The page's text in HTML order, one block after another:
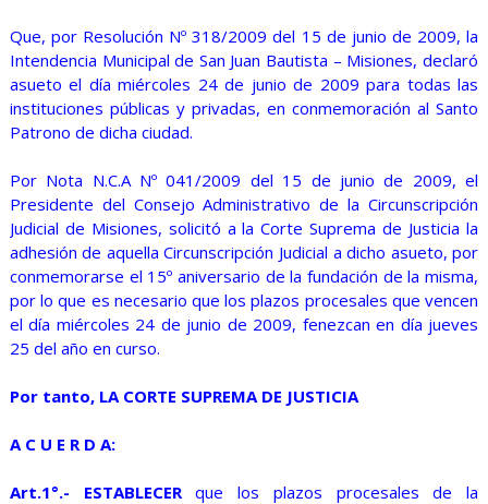
Que, por Resolución Nº 318/2009 del 15 de junio de 2009, la
Intendencia Municipal de San Juan Bautista – Misiones, declaró
asueto el día miércoles 24 de junio de 2009 para todas las
instituciones públicas y privadas, en conmemoración al Santo
Patrono de dicha ciudad.
Por Nota N.C.A Nº 041/2009 del 15 de junio de 2009, el
Presidente del Consejo Administrativo de la Circunscripción
Judicial de Misiones, solicitó a la Corte Suprema de Justicia la
adhesión de aquella Circunscripción Judicial a dicho asueto, por
conmemorarse el 15º aniversario de la fundación de la misma,
por lo que es necesario que los plazos procesales que vencen
el día miércoles 24 de junio de 2009, fenezcan en día jueves
25 del año en curso.
Por tanto, LA CORTE SUPREMA DE JUSTICIA
A C U E R D A:
Art.1°.- ESTABLECERque los plazos procesales de la